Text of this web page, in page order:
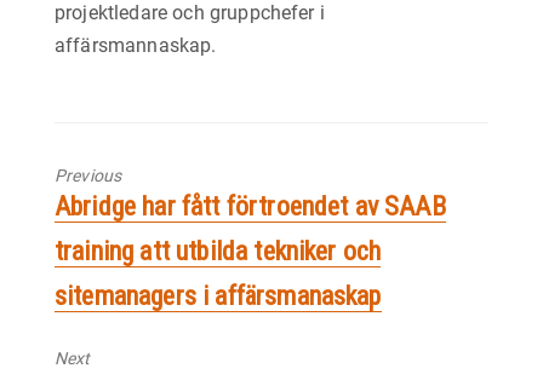
projektledare och gruppchefer i
affärsmannaskap.
Previous
Previous
Abridge har fått förtroendet av SAAB
training att utbilda tekniker och
sitemanagers i affärsmanaskap
Next